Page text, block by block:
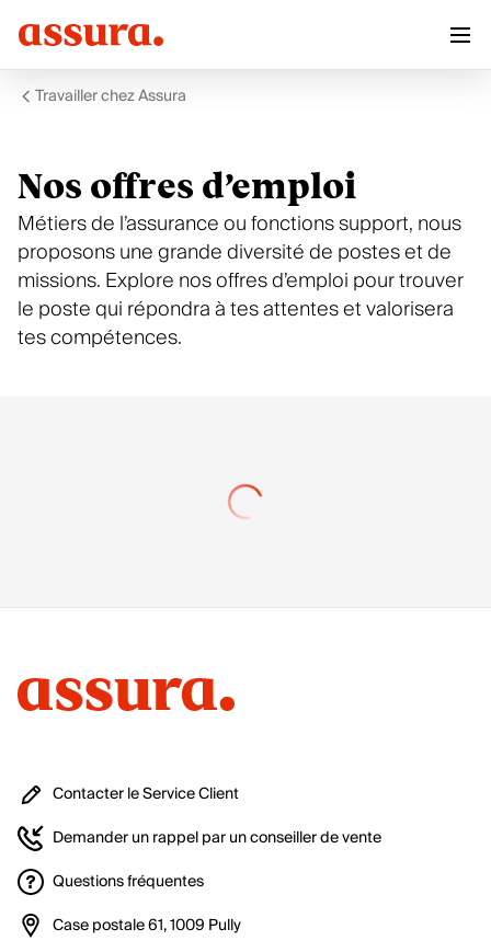
Travailler chez Assura
Nos offres d’emploi
Métiers de l’assurance ou fonctions support, nous
proposons une grande diversité de postes et de
missions. Explore nos offres d’emploi pour trouver
le poste qui répondra à tes attentes et valorisera
tes compétences.
Contacter le Service Client
Demander un rappel par un conseiller de vente
Questions fréquentes
Case postale 61, 1009 Pully